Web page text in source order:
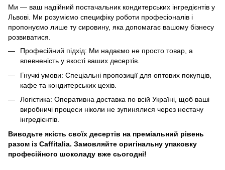
Ми — ваш надійний постачальник кондитерських інгредієнтів у
Львові. Ми розуміємо специфіку роботи професіоналів і
пропонуємо лише ту сировину, яка допомагає вашому бізнесу
розвиватися.
Професійний підхід: Ми надаємо не просто товар, а
впевненість у якості ваших десертів.
Гнучкі умови: Спеціальні пропозиції для оптових покупців,
кафе та кондитерських цехів.
Логістика: Оперативна доставка по всій Україні, щоб ваші
виробничі процеси ніколи не зупинялися через нестачу
інгредієнтів.
Виводьте якість своїх десертів на преміальний рівень
разом із Caffitalia. Замовляйте оригінальну упаковку
професійного шоколаду вже сьогодні!